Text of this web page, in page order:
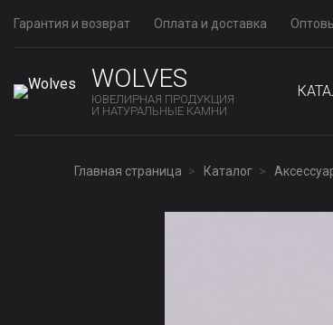
Гарантия и возврат Оплата и доставка
WOLVES
ЮВЕЛИРНАЯ ПРОДУКЦИЯ
И НАТУРАЛЬНЫЕ КАМНИ
Главная страница Каталог